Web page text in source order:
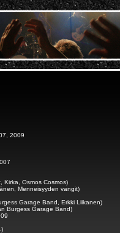
2009
Kirka, Osmos Cosmos)
Menneisyyden vangit)
Garage Band, Erkki Liikanen)
Burgess Garage Band)